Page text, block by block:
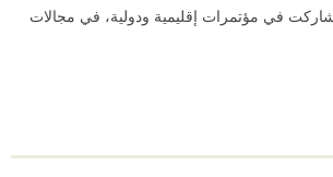
في مؤتمرات إقليمية ودولية، في مجالات